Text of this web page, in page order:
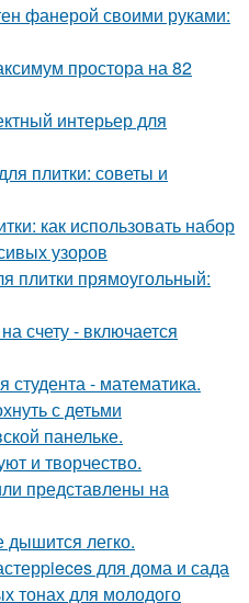
фанерой своими руками:
простора на 82
интерьер для
плитки: советы и
как использовать набор
узоров
плитки прямоугольный:
счету - включается
студента - математика.
с детьми
панельке.
и творчество.
представлены на
дышится легко.
для дома и сада
тонах для молодого